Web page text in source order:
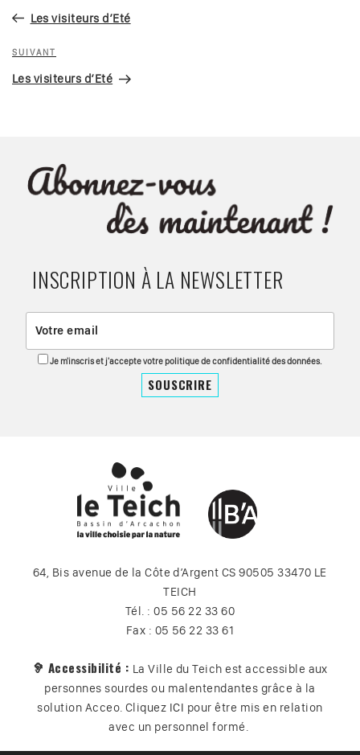
l’article
précédent
Les visiteurs d’Eté
Article
suivant
SUIVANT
Les visiteurs d’Eté
INSCRIPTION À LA NEWSLETTER
Je m'inscris et j'accepte votre politique de confidentialité des données.
64, Bis avenue de la Côte d’Argent CS 90505 33470 LE
TEICH
Tél. : 05 56 22 33 60
Fax : 05 56 22 33 61
🦻 Accessibilité : La Ville du Teich est accessible aux
personnes sourdes ou malentendantes grâce à la
solution Acceo. Cliquez ICI pour être mis en relation
avec un personnel formé.